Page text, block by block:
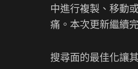
中進行複製、移動
痛。本次更新繼續
搜尋面的最佳化讓